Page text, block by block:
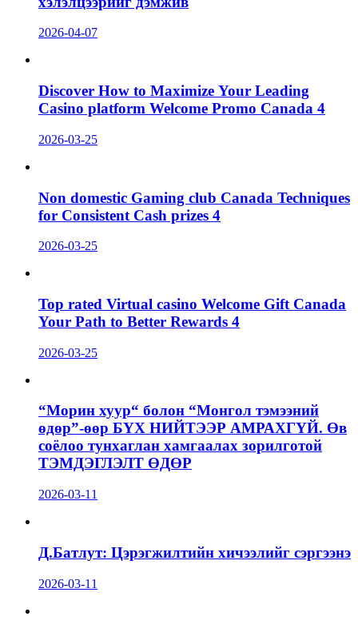
2026-04-07
Discover How to Maximize Your Leading
Casino platform Welcome Promo Canada 4
2026-03-25
Non domestic Gaming club Canada Techniques
for Consistent Cash prizes 4
2026-03-25
Top rated Virtual casino Welcome Gift Canada
Your Path to Better Rewards 4
2026-03-25
“Морин хуур“ болон “Монгол тэмээний
өдөр”-өөр БҮХ НИЙТЭЭР АМРАХГҮЙ. Өв
соёлоо тунхаглан хамгаалах зорилготой
ТЭМДЭГЛЭЛТ ӨДӨР
2026-03-11
Д.Батлут: Цэрэгжилтийн хичээлийг сэргээнэ
2026-03-11